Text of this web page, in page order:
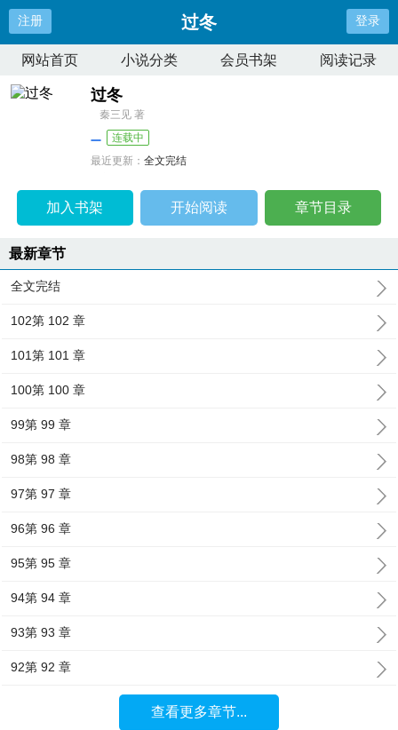
注册 过冬 登录
网站首页 小说分类 会员书架 阅读记录
过冬
秦三见 著
连载中
最近更新：全文完结
加入书架 开始阅读 章节目录
最新章节
全文完结
102第 102 章
101第 101 章
100第 100 章
99第 99 章
98第 98 章
97第 97 章
96第 96 章
95第 95 章
94第 94 章
93第 93 章
92第 92 章
查看更多章节...